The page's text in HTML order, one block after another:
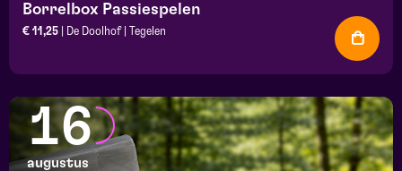
Borrelbox Passiespelen
€ 11,25 | De Doolhof | Tegelen
16
augustus